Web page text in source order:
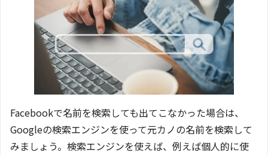
Facebookで名前を検索しても出てこなかった場合は、
Googleの検索エンジンを使って元カノの名前を検索して
みましょう。検索エンジンを使えば、例えば個人的に使